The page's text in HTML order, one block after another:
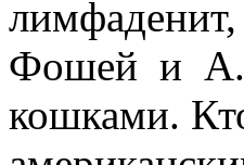
Фошей и А.
кошками.